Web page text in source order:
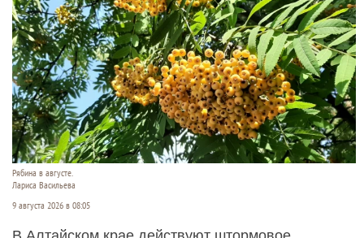
Рябина в августе.
Лариса Васильева
9 августа 2026 в 08:05